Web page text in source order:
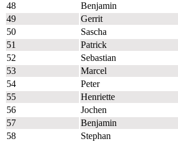
48
Benjamin
49
Gerrit
50
Sascha
51
Patrick
52
Sebastian
53
Marcel
54
Peter
55
Henriette
56
Jochen
57
Benjamin
58
Stephan